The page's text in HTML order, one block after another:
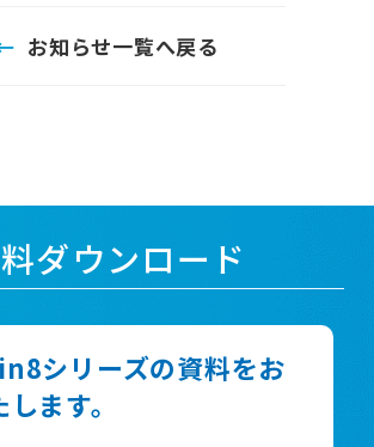
お知らせ一覧へ戻る
ダウンロード
シリーズの資料をお
ます。